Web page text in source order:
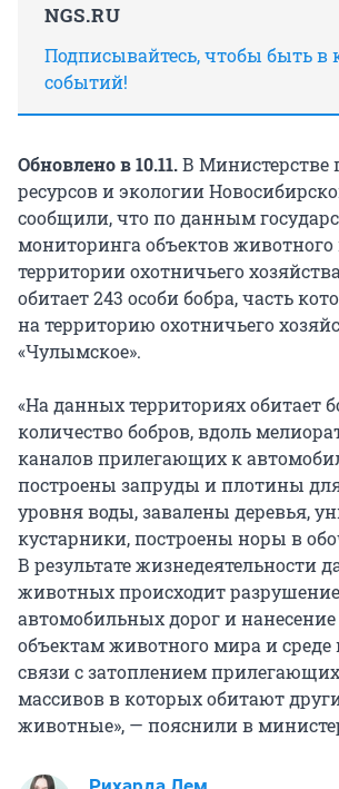
NGS.RU
Подписывайтесь, чтобы быть в
событий!
Обновлено в 10.11.В Министерстве
ресурсов и экологии
сообщили, что по данным
мониторинга объектов
территории охотничьего
обитает 243 особи бобра, часть
на территорию охотничьего
«Чулымское».
«На данных территориях обитает
количество бобров, вдоль
каналов прилегающих к
построены запруды и плотины
уровня воды, завалены деревья,
кустарники, построены норы в
В результате жизнедеятельности
животных происходит разрушение
автомобильных дорог и
объектам животного мира и среде
связи с затоплением
массивов в которых обитают
животные», — пояснили в